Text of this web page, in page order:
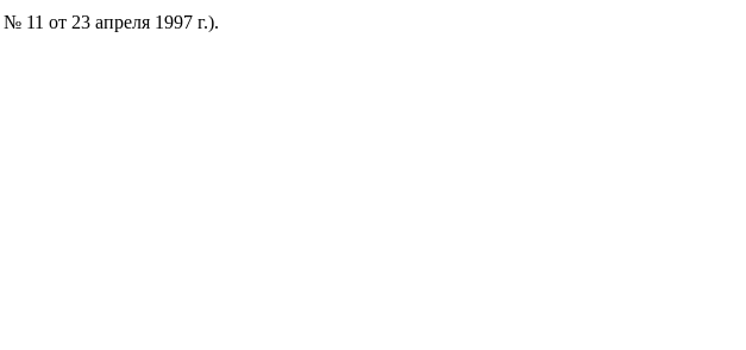
11 от 23 апреля 1997 г.).